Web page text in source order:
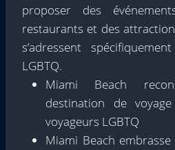
proposer des
restaurants et des
s’adressent
LGBTQ.
Miami Beach
destination de
voyageurs LGBTQ
Miami Beach